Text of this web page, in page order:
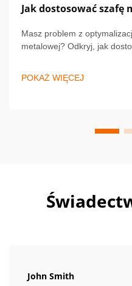
Jak dostosować szafę
Masz problem z
metalowej? Odkryj, jak
ekspertów dotyczących
instalacji. Zacznij
POKAŻ WIĘCEJ
John Smith